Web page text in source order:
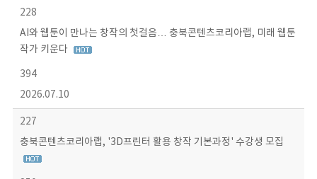
228
AI와 웹툰이 만나는 창작의 첫걸음… 충북콘텐츠코리아랩, 미래 웹툰
작가 키운다
394
2026.07.10
227
충북콘텐츠코리아랩, '3D프린터 활용 창작 기본과정' 수강생 모집